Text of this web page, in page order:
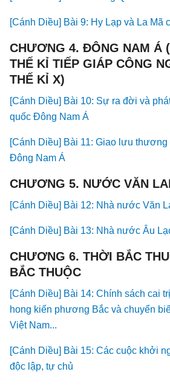
[Cánh Diều] Bài 9: Hy Lạp và La Mã
CHƯƠNG 4. ĐÔNG NAM Á
THẾ KỈ TIẾP GIÁP CÔNG
THẾ KỈ X)
[Cánh Diều] Bài 10: Sự ra đời và
quốc Đông Nam Á
[Cánh Diều] Bài 11: Giao lưu
Đông Nam Á
CHƯƠNG 5. NƯỚC VĂN
[Cánh Diều] Bài 12: Nhà nước Văn
[Cánh Diều] Bài 13: Nhà nước Âu
CHƯƠNG 6. THỜI BẮC
BẮC THUỘC
[Cánh Diều] Bài 14: Chính sách cai
hong kiến phương Bắc và chuyển
Việt Nam...
[Cánh Diều] Bài 15: Các cuộc khởi
độc lập, tự chủ